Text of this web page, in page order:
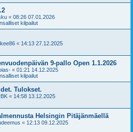
« 08:26 07.01.2026
kilpailut
« 14:13 27.12.2025
9-pallo Open 1.1.2026
« 01:21 14.12.2025
kilpailut
Tulokset.
« 14:58 13.12.2025
Helsingin Pitäjänmäellä
« 12:13 09.12.2025